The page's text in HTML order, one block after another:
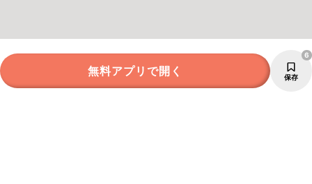
無料アプリで開く 保存
6